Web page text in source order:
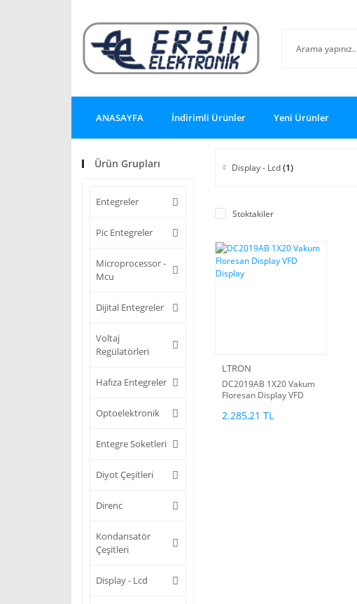
ANASAYFA İndirimli Ürünler Yeni Ürünler
Ürün Grupları
Entegreler
Pic Entegreler
Microprocessor -
Mcu
Dijital Entegreler
Voltaj
Regülatörleri
Hafıza Entegreler
Optoelektronik
Entegre Soketleri
Diyot Çeşitleri
Direnc
Kondansatör
Çeşitleri
Display - Lcd
Display - Lcd(1)
Stoktakiler
LTRON
DC2019AB 1X20 Vakum
Floresan Display VFD
2.285,21 TL